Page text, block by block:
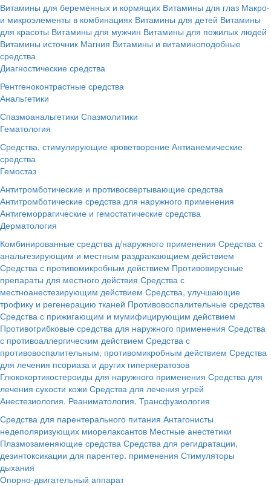
Витамины для беременных и кормящих Витамины для глаз Макро-
и микроэлементы в комбинациях Витамины для детей Витамины
для красоты Витамины для мужчин Витамины для пожилых людей
Витамины источник Магния Витамины и витаминоподобные
средства
Диагностические средства
Рентгеноконтрастные средства
Анальгетики
Спазмоанальгетики Спазмолитики
Гематология
Средства, стимулирующие кроветворение Антианемические
средства
Гемостаз
Антитромботические и противосвертывающие средства
Антитромботические средства для наружного применения
Антигеморрагические и гемостатические средства
Дерматология
Комбинированные средства д/наружного применения Средства с
анальгезирующим и местным раздражающием действием
Средства с противомикробным действием Противовирусные
препараты для местного действия Средства с
местноанестезирующим действием Средства, улучшающие
трофику и регенерацию тканей Противовоспалительные средства
Средства с прижигающим и мумифицирующим действием
Противогрибковые средства для наружного применения Средства
с противоаллергическим действием Средства с
противовоспалительным, противомикробным действием Средства
для лечения псориаза и других гиперкератозов
Глюкокортикостероиды для наружного применения Средства для
лечения сухости кожи Средства для лечения угрей
Анестезиология. Реаниматология. Трансфузиология
Средства для парентерального питания Антагонисты
недеполяризующих миорелаксантов Местные анестетики
Плазмозаменяющие средства Средства для регидратации,
дезинтоксикации для парентер. применения Стимуляторы
дыхания
Опорно-двигательный аппарат